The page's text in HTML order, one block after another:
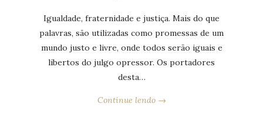
Igualdade, fraternidade e justiça. Mais do que
palavras, são utilizadas como promessas de um
mundo justo e livre, onde todos serão iguais e
libertos do julgo opressor. Os portadores
desta…
Continue lendo →